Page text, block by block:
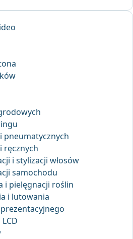
pneumatycznych
ręcznych
i stylizacji włosów
samochodu
i pielęgnacji roślin
i lutowania